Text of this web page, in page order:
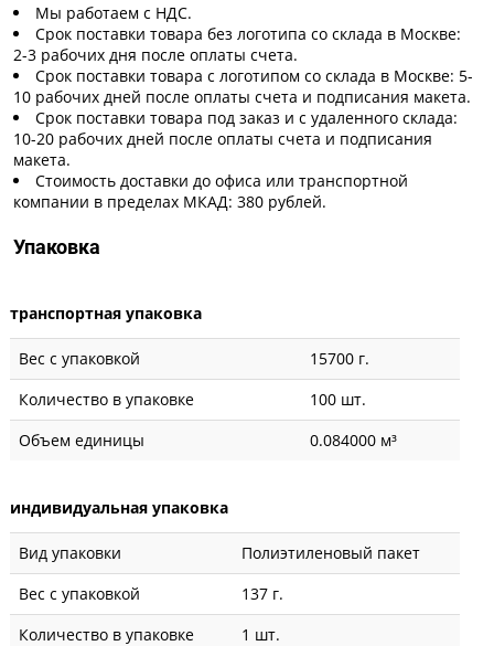
Мы работаем с НДС.
Срок поставки товара без логотипа со склада в Москве:
2-3 рабочих дня после оплаты счета.
Срок поставки товара с логотипом со склада в Москве: 5-
10 рабочих дней после оплаты счета и подписания макета.
Срок поставки товара под заказ и с удаленного склада:
10-20 рабочих дней после оплаты счета и подписания
макета.
Стоимость доставки до офиса или транспортной
компании в пределах МКАД: 380 рублей.
Упаковка
транспортная упаковка
Вес с упаковкой
15700 г.
Количество в упаковке
100 шт.
Объем единицы
0.084000 м³
индивидуальная упаковка
Вид упаковки
Полиэтиленовый пакет
Вес с упаковкой
137 г.
Количество в упаковке
1 шт.